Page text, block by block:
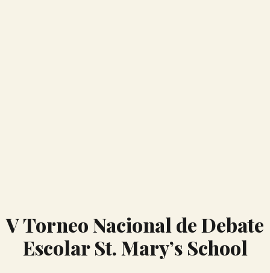
V Torneo Nacional de Debate
Escolar St. Mary’s School